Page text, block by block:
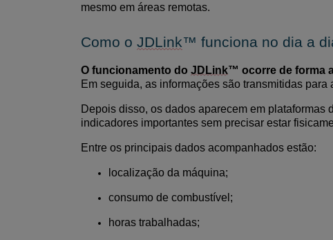
mesmo em áreas remotas.
Como o JDLink™ funciona no dia a
O funcionamento do JDLink™ ocorre de forma
Em seguida, as informações são transmitidas
Depois disso, os dados aparecem em
indicadores importantes sem precisar estar
Entre os principais dados acompanhados estão:
localização da máquina;
consumo de combustível;
horas trabalhadas;